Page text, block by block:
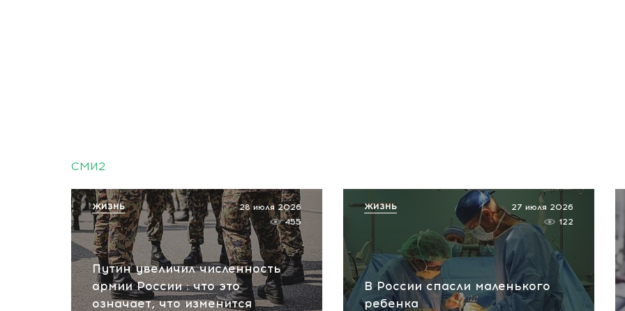
СМИ2
Путин увеличил численность
армии России : что это
означает, что изменится
28 июля 2026
455
ЖИЗНЬ
В России спасли маленького
ребенка
27 июля 2026
122
ЖИЗНЬ